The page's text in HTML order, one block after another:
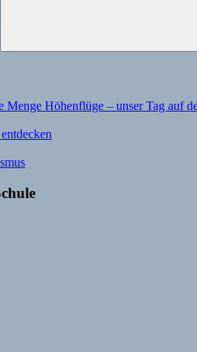
Suchen
Menge Höhenflüge – unser Tag auf